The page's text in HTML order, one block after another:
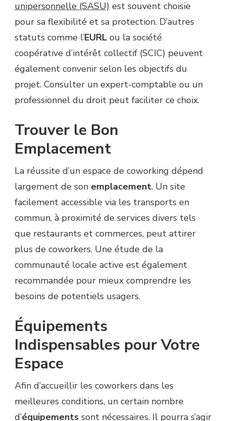
unipersonnelle (SASU) est souvent choisie
pour sa flexibilité et sa protection. D’autres
statuts comme l’EURL ou la société
coopérative d’intérêt collectif (SCIC) peuvent
également convenir selon les objectifs du
projet. Consulter un expert-comptable ou un
professionnel du droit peut faciliter ce choix.
Trouver le Bon
Emplacement
La réussite d’un espace de coworking dépend
largement de son emplacement. Un site
facilement accessible via les transports en
commun, à proximité de services divers tels
que restaurants et commerces, peut attirer
plus de coworkers. Une étude de la
communauté locale active est également
recommandée pour mieux comprendre les
besoins de potentiels usagers.
Équipements
Indispensables pour Votre
Espace
Afin d’accueillir les coworkers dans les
meilleures conditions, un certain nombre
d’équipements sont nécessaires. Il pourra s’agir